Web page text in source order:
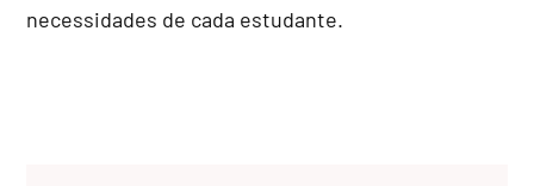
necessidades de cada estudante.